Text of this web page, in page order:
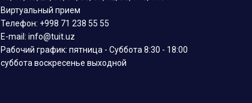
Виртуальный прием
Телефон: +998 71 238 55 55
E-mail: info@tuit.uz
Рабочий график: пятница - Суббота 8:30 - 18:00
суббота воскресенье выходной